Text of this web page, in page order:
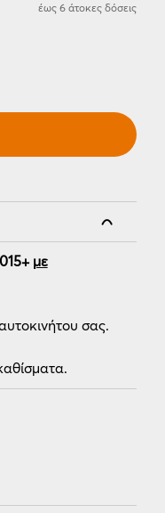
έως 6 άτοκες δόσεις
με
σας.